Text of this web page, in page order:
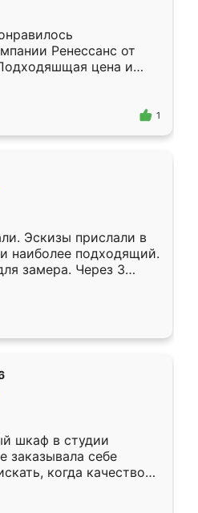
Ренессанс от
цена и
Приехавший
Владислав
эскизу самый
1
Эскизы прислали в
наиболее подходящий.
замера. Через 3
готова. Остались
Ренессанс
работу!
шкаф в студии
заказывала себе
когда качеством
кухня уже почти
нет.